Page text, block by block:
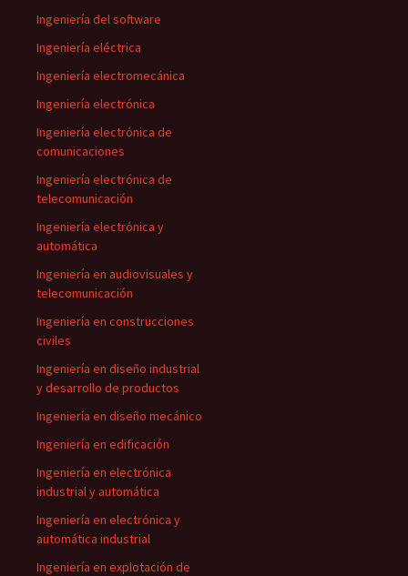
Ingeniería del software
Ingeniería eléctrica
Ingeniería electromecánica
Ingeniería electrónica
Ingeniería electrónica de
comunicaciones
Ingeniería electrónica de
telecomunicación
Ingeniería electrónica y
automática
Ingeniería en audiovisuales y
telecomunicación
Ingeniería en construcciones
civiles
Ingeniería en diseño industrial
y desarrollo de productos
Ingeniería en diseño mecánico
Ingeniería en edificación
Ingeniería en electrónica
industrial y automática
Ingeniería en electrónica y
automática industrial
Ingeniería en explotación de